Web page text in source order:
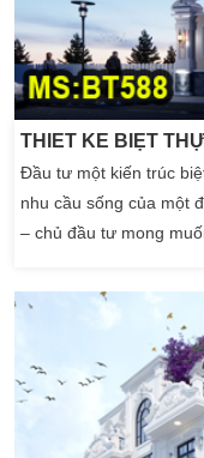
Đầu tư một kiến trúc
nhu cầu sống của một
– chủ đầu tư mong
phân chia tỉ lệ hợp lý